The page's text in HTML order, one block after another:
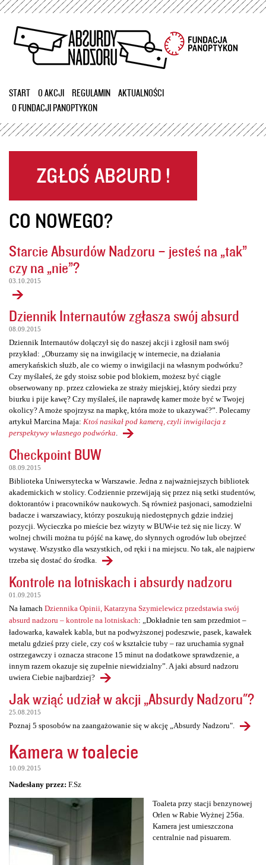
Przejdź
treści
START O AKCJI REGULAMIN
AKTUALNOŚCI
O FUNDACJI PANOPTYKON
CO NOWEGO?
Starcie Absurdów Nadzoru – jesteś na „tak”
czy na „nie”?
03.10.2015
Dziennik Internautów zgłasza swój absurd
08.09.2015
Dziennik Internautów dołączył się do naszej akcji i zgłosił nam swój
przykład: „Oburzamy się na inwigilację w internecie, na działania
amerykańskich służb, ale co wiemy o inwigilacji na własnym podwórku?
Czy myślałeś, że gdy stoisz sobie pod blokiem, możesz być ciągle
obserwowany np. przez człowieka ze straży miejskiej, który siedzi przy
biurku i pije kawę? Czy myślałeś, ile naprawdę kamer może być w Twojej
okolicy? A może spojrzysz na mapkę, która może to ukazywać?”. Polecamy
artykuł Marcina Maja: Ktoś nasikał pod kamerą, czyli inwigilacja z
perspektywy własnego podwórka
Checkpoint BUW
08.09.2015
Biblioteka Uniwersytecka w Warszawie. Jedna z najważniejszych bibliotek
akademickich w stolicy. Codziennie przewijają się przez nią setki studentów,
doktorantów i pracowników naukowych. Są również pasjonaci, samodzielni
badacze i warszawiacy, którzy poszukują niedostępnych gdzie indziej
pozycji. Wycieczka po mieście bez wizyty w BUW-ie też się nie liczy. W
wolnej chwili można tu pójść na kawę, do słynnych ogrodów lub obejrzeć
wystawę. Wszystko dla wszystkich, od ręki i na miejscu. No tak, ale najpierw
trzeba się dostać do środka.
Kontrole na lotniskach i absurdy nadzoru
01.09.2015
Na łamach Dziennika Opinii, Katarzyna Szymielewicz przedstawia swój
absurd nadzoru – kontrole na lotniskach: „Dokładnie ten sam przedmiot –
ładowarka, kawałek kabla, but na podwyższonej podeszwie, pasek, kawałek
metalu gdzieś przy ciele, czy coś w kształcie tuby – raz uruchamia sygnał
ostrzegawczy i oznacza stracone 15 minut na dodatkowe sprawdzenie, a
innym razem okazuje się zupełnie niewidzialny”. A jaki absurd nadzoru
uwiera Ciebie najbardziej?
Jak wziąć udział w akcji „Absurdy Nadzoru"?
25.08.2015
Poznaj 5 sposobów na zaangażowanie się w akcję „Absurdy Nadzoru".
Kamera w toalecie
10.09.2015
Nadesłany przez: F.Sz
Toaleta przy stacji benzynowej
Orlen w Rabie Wyżnej 256a.
Kamera jest umieszczona
centralnie nad pisuarem.